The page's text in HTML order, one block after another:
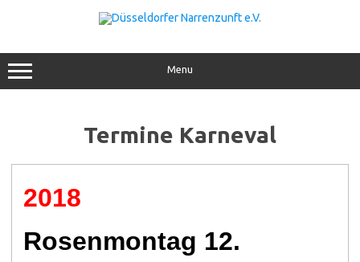
Menu
Termine Karneval
2018
Rosenmontag 12.